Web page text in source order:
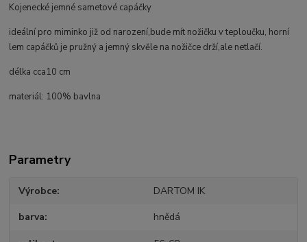
Kojenecké jemné sametové capáčky
ideální pro miminko již od narození,bude mít nožičku v teploučku, horní
lem capáčků je pružný a jemný skvěle na nožičce drží,ale netlačí.
délka cca10 cm
materiál: 100% bavlna
Parametry
Výrobce DARTOM IK
barva hnědá